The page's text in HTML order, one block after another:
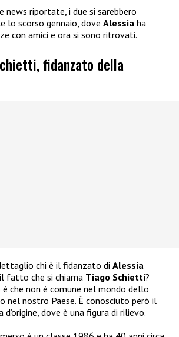
news riportate, i due si sarebbero
lo scorso gennaio, dove Alessia ha
con amici e ora si sono ritrovati.
fidanzato della
chi è il fidanzato di Alessia
fatto che si chiama Tiago Schietti?
è che non è comune nel mondo dello
nel nostro Paese. È conosciuto però il
dove è una figura di rilievo.